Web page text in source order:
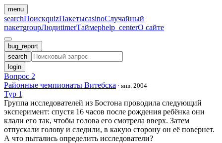
menu
searchПоискquizПакетыcasinoСлучайный
пакетgroupЛюдиtimerТаймерhelp_centerО сайте
bug_report
search
login
Вопрос 2
Районные чемпионаты Витебска · янв. 2004
Тур 1
Группа исследователей из Бостона проводила следующий
эксперимент: спустя 16 часов после рождения ребёнка они
клали его так, чтобы голова его смотрела вверх. Затем
отпускали голову и следили, в какую сторону он её повернет.
А что пытались определить исследователи?